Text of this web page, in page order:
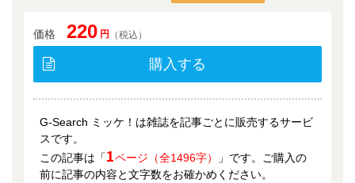
価格 220 円 （税込）
購入する
G-Search ミッケ！は雑誌を記事ごとに販売するサービ
スです。
この記事は「1ページ（全1496字）
」です。ご購入の
前に記事の内容と文字数をお確かめください。